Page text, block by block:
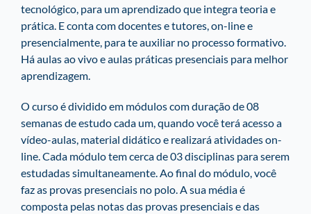
tecnológico, para um aprendizado que integra teoria e
prática. E conta com docentes e tutores, on-line e
presencialmente, para te auxiliar no processo formativo.
Há aulas ao vivo e aulas práticas presenciais para melhor
aprendizagem.
O curso é dividido em módulos com duração de 08
semanas de estudo cada um, quando você terá acesso a
vídeo-aulas, material didático e realizará atividades on-
line. Cada módulo tem cerca de 03 disciplinas para serem
estudadas simultaneamente. Ao final do módulo, você
faz as provas presenciais no polo. A sua média é
composta pelas notas das provas presenciais e das